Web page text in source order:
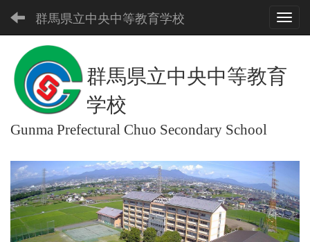
群馬県立中央中等教育学校
群馬県立中央中等教育
学校
Gunma Prefectural Chuo Secondary School